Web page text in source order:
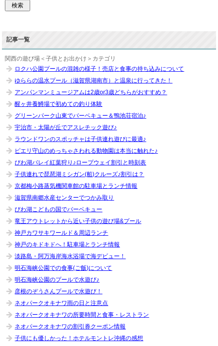
記事一覧
関西の遊び場＜子供とお出かけ＞カテゴリ
ロクハ公園プールの混雑の様子！売店と食事の持ち込みについて
ゆららの温水プール（滋賀県湖南市）と温泉に行ってきた！
アンパンマンミュージアムは2歳or3歳どちらがおすすめ？
醒ヶ井養鱒場で初めての釣り体験
グリーンパーク山東でバーベキュー＆鴨池荘宿泊♪
宇治市・太陽が丘でアスレチック遊び♪
ラウンドワンのスポッチャは子供連れ遊びに最適♪
ピエリ守山のめっちゃさわれる動物園は本当に触れた♪
びわ湖バレイ紅葉狩り♪ロープウェイ割引と時刻表
子供連れで琵琶湖ミシガン(船)クルーズ♪割引は？
京都梅小路蒸気機関車館の駐車場とランチ情報
滋賀県南郷水産センターでつかみ取り
びわ湖こどもの国でバーベキュー
竜王アウトレットから近い子供の遊び場&プール
神戸カワサキワールド＆周辺ランチ
神戸のキドキドへ！駐車場とランチ情報
淡路島・阿万海岸海水浴場で海デビュー！
明石海峡公園での食事(ご飯)について
明石海峡公園のプールで水遊び♪
彦根のぞうさんプールで水遊び！
ネオパークオキナワ雨の日と注意点
ネオパークオキナワの所要時間と食事・レストラン
ネオパークオキナワの割引券クーポン情報
子供にも優しかった！ホテルモントレ沖縄の感想